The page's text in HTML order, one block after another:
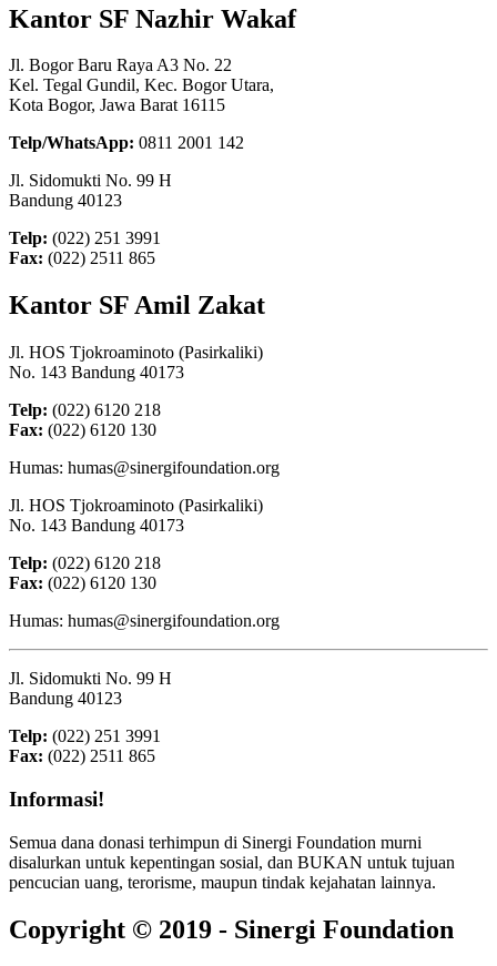
Kantor SF Nazhir Wakaf
Jl. Bogor Baru Raya A3 No. 22
Kel. Tegal Gundil, Kec. Bogor Utara,
Kota Bogor, Jawa Barat 16115
Telp/WhatsApp: 0811 2001 142
Jl. Sidomukti No. 99 H
Bandung 40123
Telp: (022) 251 3991
Fax: (022) 2511 865
Kantor SF Amil Zakat
Jl. HOS Tjokroaminoto (Pasirkaliki)
No. 143 Bandung 40173
Telp: (022) 6120 218
Fax: (022) 6120 130
Humas: humas@sinergifoundation.org
Jl. HOS Tjokroaminoto (Pasirkaliki)
No. 143 Bandung 40173
Telp: (022) 6120 218
Fax: (022) 6120 130
Humas: humas@sinergifoundation.org
Jl. Sidomukti No. 99 H
Bandung 40123
Telp: (022) 251 3991
Fax: (022) 2511 865
Informasi!
Semua dana donasi terhimpun di Sinergi Foundation murni
disalurkan untuk kepentingan sosial, dan BUKAN untuk tujuan
pencucian uang, terorisme, maupun tindak kejahatan lainnya.
Copyright © 2019 - Sinergi Foundation